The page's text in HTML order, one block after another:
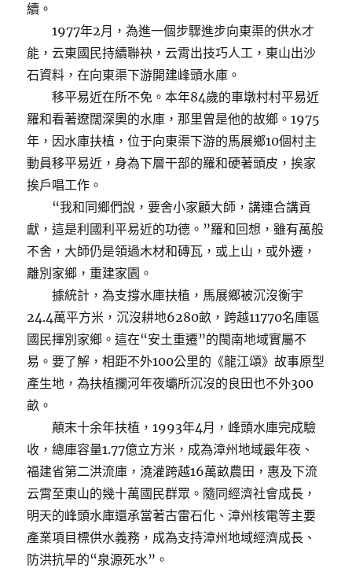
續。
1977年2月，為進一個步驟進步向東渠的供水才
能，云東國民持續聯袂，云霄出技巧人工，東山出沙
石資料，在向東渠下游開建峰頭水庫。
移平易近在所不免。本年84歲的車墩村村平易近
羅和看著遼闊深奧的水庫，那里曾是他的故鄉。1975
年，因水庫扶植，位于向東渠下游的馬展鄉10個村主
動員移平易近，身為下層干部的羅和硬著頭皮，挨家
挨戶唱工作。
“我和同鄉們說，要舍小家顧大師，講連合講貢
獻，這是利國利平易近的功德。”羅和回想，雖有萬般
不舍，大師仍是領過木材和磚瓦，或上山，或外遷，
離別家鄉，重建家園。
據統計，為支撐水庫扶植，馬展鄉被沉沒衡宇
24.4萬平方米，沉沒耕地6280畝，跨越11770名庫區
國民揮別家鄉。這在“安土重遷”的閩南地域實屬不
易。要了解，相距不外100公里的《龍江頌》故事原型
產生地，為扶植攔河年夜壩所沉沒的良田也不外300
畝。
顛末十余年扶植，1993年4月，峰頭水庫完成驗
收，總庫容量1.77億立方米，成為漳州地域最年夜、
福建省第二洪流庫，澆灌跨越16萬畝農田，惠及下流
云霄至東山的幾十萬國民群眾。隨同經濟社會成長，
明天的峰頭水庫還承當著古雷石化、漳州核電等主要
產業項目標供水義務，成為支持漳州地域經濟成長、
防洪抗旱的“泉源死水”。